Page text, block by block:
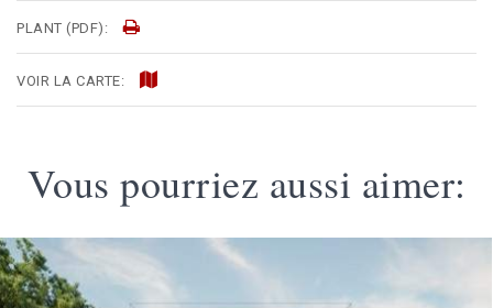
PLANT (PDF):
VOIR LA CARTE:
Vous pourriez aussi aimer: